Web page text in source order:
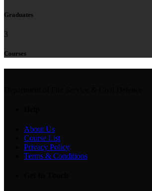
Graduates
3
Courses
About Us
Course List
Privacy Policy
Terms & Conditions